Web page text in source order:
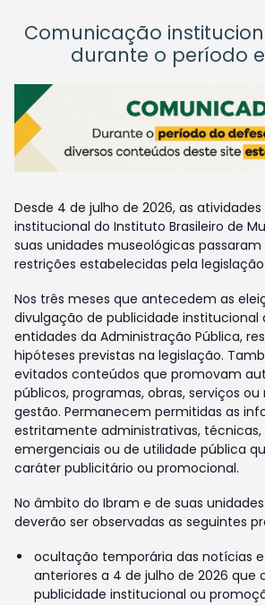
Comunicação
durante o período
Desde 4 de julho de 2026, as
institucional do Instituto Brasileiro de
suas unidades museológicas passaram
restrições estabelecidas pela
Nos três meses que antecedem as
divulgação de publicidade institucional
entidades da Administração Pública,
hipóteses previstas na legislação.
evitados conteúdos que promovam
públicos, programas, obras, serviços ou
gestão. Permanecem permitidas as
estritamente administrativas, técnicas,
emergenciais ou de utilidade pública
caráter publicitário ou promocional.
No âmbito do Ibram e de suas
deverão ser observadas as seguintes
ocultação temporária das notícias
anteriores a 4 de julho de 2026 que
publicidade institucional ou